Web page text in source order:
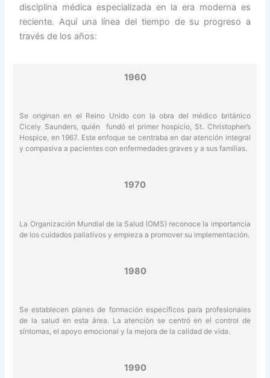
disciplina médica especializada en la era moderna es
reciente. Aquí una línea del tiempo de su progreso a
través de los años:
1960
Se originan en el Reino Unido con la obra del médico británico
Cicely Saunders, quién fundó el primer hospicio, St. Christopher’s
Hospice, en 1967. Este enfoque se centraba en dar atención integral
y compasiva a pacientes con enfermedades graves y a sus familias.
1970
La Organización Mundial de la Salud (OMS) reconoce la importancia
de los cuidados paliativos y empieza a promover su implementación.
1980
Se establecen planes de formación específicos para profesionales
de la salud en esta área. La atención se centró en el control de
síntomas, el apoyo emocional y la mejora de la calidad de vida.
1990